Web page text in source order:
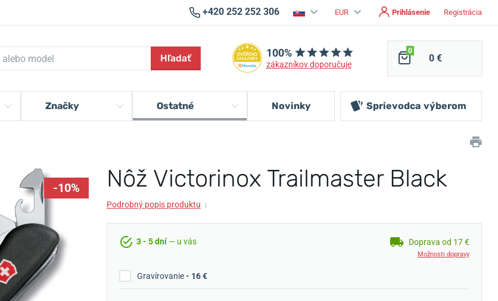
+420 252 252 306 EUR Prihlásenie Registrácia
Hľadať 100%
zákazníkov doporučuje
0
0 €
Značky Ostatné Novinky Sprievodca výberom
Nôž Victorinox Trailmaster Black
-10%
Podrobný popis produktu ↓
3 - 5 dní— u vás Doprava od 17 €
Možnosti dopravy
Gravírovanie- 16 €